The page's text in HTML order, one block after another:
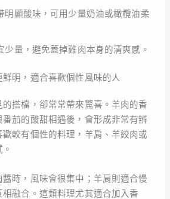
明顯酸味，可用少量奶油或橄欖油柔
少量，避免蓋掉雞肉本身的清爽感。
明，適合喜歡個性風味的人
搭檔，卻常常帶來驚喜。羊肉的香
茄的酸甜相遇後，會形成非常有辨
較有個性的料理，羊肩、羊絞肉或
時，風味會很集中；羊肩則適合慢
融合。這類料理尤其適合加入香